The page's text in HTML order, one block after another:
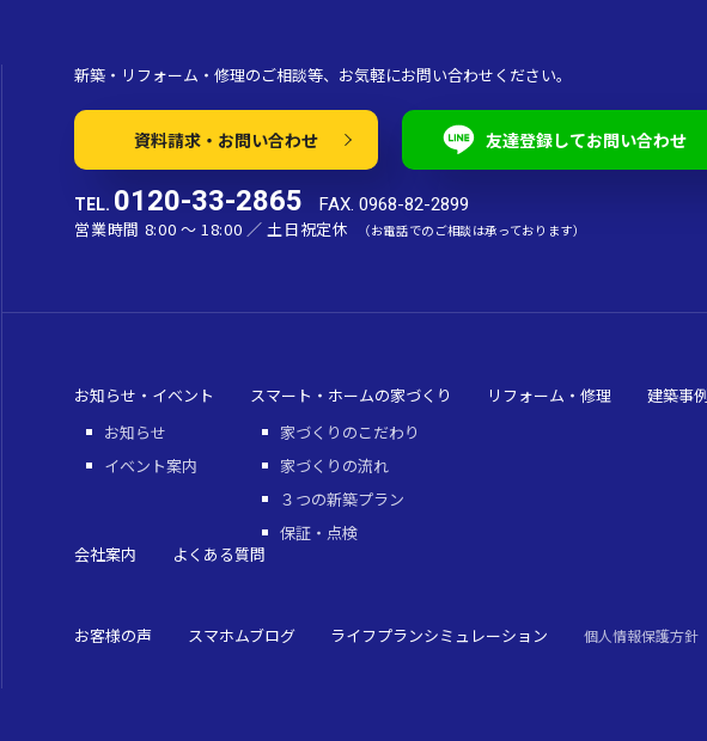
新築・リフォーム・修理のご相談等、お気軽にお問い合わせください。
資料請求・お問い合わせ 友達登録してお問い合わせ
TEL. 0120-33-2865 FAX. 0968-82-2899
営業時間 8:00 〜 18:00 ／ 土日祝定休 （お電話でのご相談は承っております）
お知らせ・イベント
お知らせ
イベント案内
スマート・ホームの家づくり
家づくりのこだわり
家づくりの流れ
３つの新築プラン
保証・点検
リフォーム・修理 建築事例
会社案内
よくある質問
お客様の声 スマホムブログ ライフプランシミュレーション 個人情報保護方針